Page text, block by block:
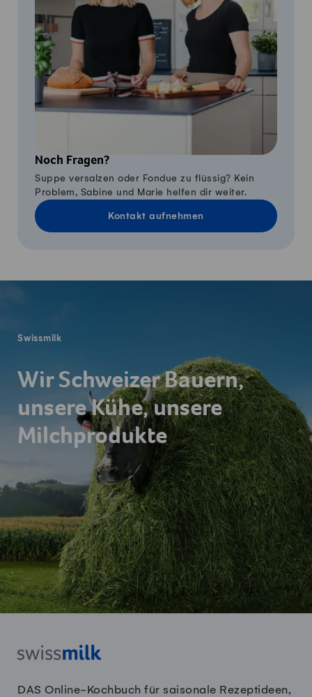
Noch Fragen?
Suppe versalzen oder Fondue zu flüssig? Kein
Problem, Sabine und Marie helfen dir weiter.
Kontakt aufnehmen
Swissmilk
Wir Schweizer Bauern,
unsere Kühe, unsere
Milchprodukte
DAS Online-Kochbuch für saisonale Rezeptideen,